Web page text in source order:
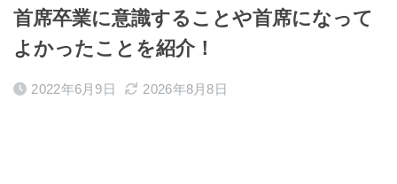
首席卒業に意識することや首席になって
よかったことを紹介！
2022年6月9日 2026年8月8日